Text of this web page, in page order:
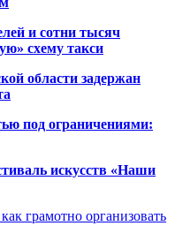
и сотни тысяч
схему такси
области задержан
под ограничениями:
искусств «Наши
грамотно организовать